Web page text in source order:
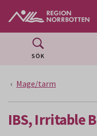
SÖK
Mage/tarm
IBS, Irritable